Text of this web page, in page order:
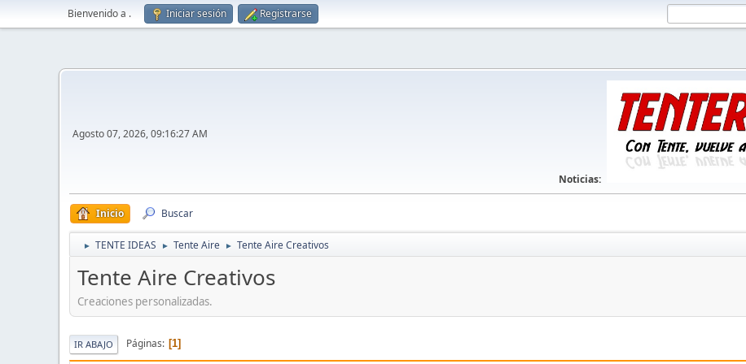
Bienvenido a . Iniciar sesión Registrarse
Agosto 07, 2026, 09:16:27 AM
Noticias:
Inicio Buscar
► TENTE IDEAS ► Tente Aire ► Tente Aire Creativos
Tente Aire Creativos
Creaciones personalizadas.
IR ABAJO Páginas 1